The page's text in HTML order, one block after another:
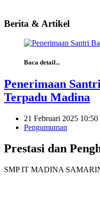
Berita & Artikel
Baca detail...
Penerimaan
Terpadu Madina
21 Februari 2025 10:50
Pengumuman
Prestasi dan
SMP IT MADINA